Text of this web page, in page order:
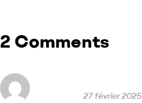
2 Comments
27 février 2025